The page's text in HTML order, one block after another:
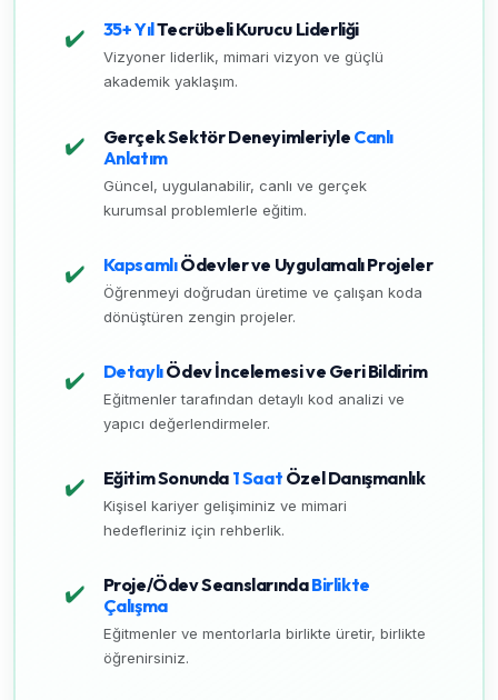
✔️ 35+ YılTecrübeli Kurucu Liderliği
Vizyoner liderlik, mimari vizyon ve güçlü
akademik yaklaşım.
✔️ Gerçek Sektör Deneyimleriyle Canlı
Anlatım
Güncel, uygulanabilir, canlı ve gerçek
kurumsal problemlerle eğitim.
✔️ KapsamlıÖdevler ve Uygulamalı Projeler
Öğrenmeyi doğrudan üretime ve çalışan koda
dönüştüren zengin projeler.
✔️ DetaylıÖdev İncelemesi ve Geri Bildirim
Eğitmenler tarafından detaylı kod analizi ve
yapıcı değerlendirmeler.
✔️ Eğitim Sonunda 1 Saat Özel Danışmanlık
Kişisel kariyer gelişiminiz ve mimari
hedefleriniz için rehberlik.
✔️ Proje/Ödev SeanslarındaBirlikte
Çalışma
Eğitmenler ve mentorlarla birlikte üretir, birlikte
öğrenirsiniz.